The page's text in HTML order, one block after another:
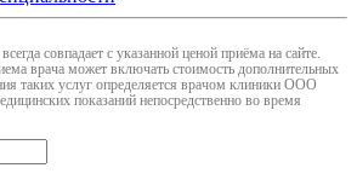
совпадает с указанной ценой приёма на сайте.
врача может включать стоимость дополнительных
таких услуг определяется врачом клиники ООО
показаний непосредственно во время